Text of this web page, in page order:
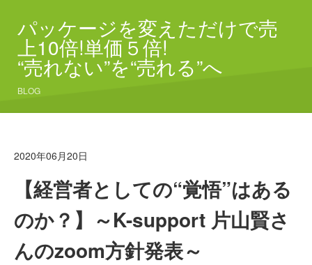
パッケージを変えただけで売
上10倍!単価５倍!
“売れない”を“売れる”へ
BLOG
2020年06月20日
【経営者としての“覚悟”はある
のか？】～K-support 片山賢さ
んのzoom方針発表～